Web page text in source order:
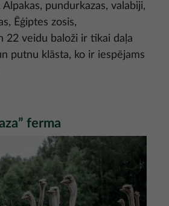
pundurkazas, valabiji,
Ēģiptes zosis,
22 veidu baloži ir tikai daļa
putnu klāsta, ko ir iespējams
ferma